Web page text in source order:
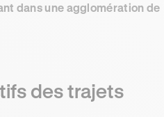
dans une agglomération de
des trajets